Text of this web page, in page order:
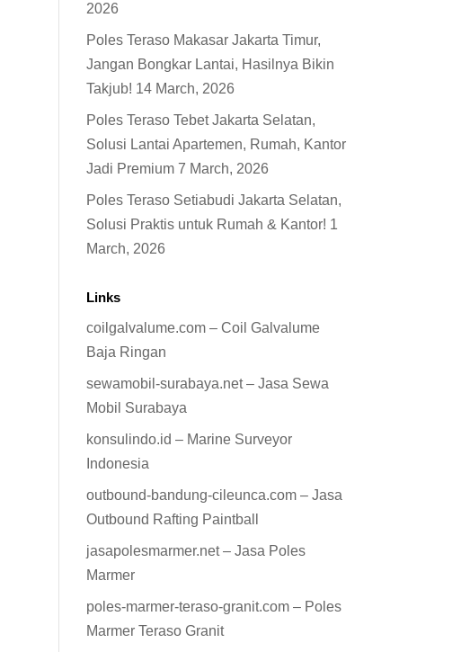
2026
Poles Teraso Makasar Jakarta Timur,
Jangan Bongkar Lantai, Hasilnya Bikin
Takjub! 14 March, 2026
Poles Teraso Tebet Jakarta Selatan,
Solusi Lantai Apartemen, Rumah, Kantor
Jadi Premium 7 March, 2026
Poles Teraso Setiabudi Jakarta Selatan,
Solusi Praktis untuk Rumah & Kantor! 1
March, 2026
Links
coilgalvalume.com – Coil Galvalume
Baja Ringan
sewamobil-surabaya.net – Jasa Sewa
Mobil Surabaya
konsulindo.id – Marine Surveyor
Indonesia
outbound-bandung-cileunca.com – Jasa
Outbound Rafting Paintball
jasapolesmarmer.net – Jasa Poles
Marmer
poles-marmer-teraso-granit.com – Poles
Marmer Teraso Granit